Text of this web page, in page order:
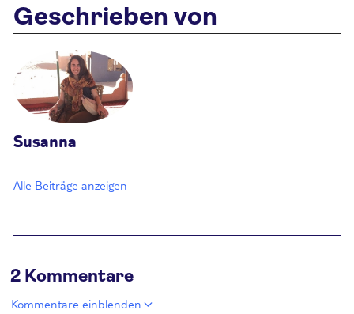
Geschrieben von
Susanna
Alle Beiträge anzeigen
2 Kommentare
Kommentare einblenden